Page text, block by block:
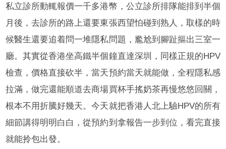
私立診所動輒報價一千多港幣，公立診所排隊能排到半個
月後，去診所的路上還要東張西望怕碰到熟人，取樣的時
候醫生還要追着問一堆隱私問題，尷尬到腳趾摳出三室一
廳。其實從香港坐高鐵半個鐘直達深圳，同樣正規的HPV
檢查，價格直接砍半，當天預約當天就能做，全程隱私感
拉滿，做完還能順道去商場買杯手搖奶茶再慢悠悠回關，
根本不用折騰好幾天。今天就把香港人北上驗HPV的所有
細節講得明明白白，從預約到拿報告一步到位，看完直接
就能拎包出發。